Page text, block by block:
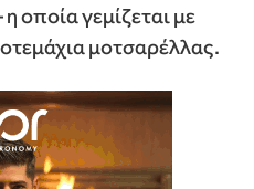
οποία γεμίζεται με
μοτσαρέλλας.